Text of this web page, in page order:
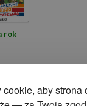
aby strona
rok